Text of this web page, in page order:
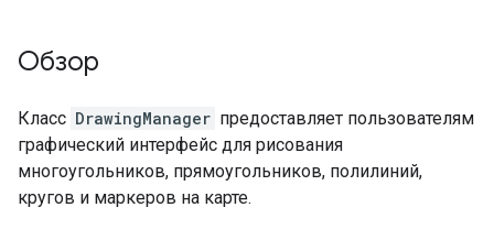
Обзор
Класс DrawingManager предоставляет пользователям
графический интерфейс для рисования
многоугольников, прямоугольников, полилиний,
кругов и маркеров на карте.